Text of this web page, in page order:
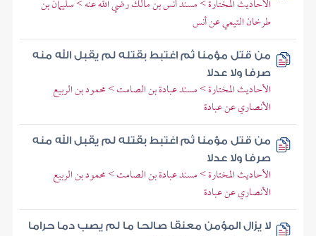
الأحاديث المختارة > مسند أنس بن مالك رضي الله عنه > سليمان بن
طرخان التيمي عن أنس
من قتل مؤمنا ثم اغتبط بقتله لم يقبل الله منه
صرفا ولا عدلا
الأحاديث المختارة > مسند عبادة بن الصامت > محمود بن الربيع
الأنصاري عن عبادة
من قتل مؤمنا ثم اغتبط بقتله لم يقبل الله منه
صرفا ولا عدلا
الأحاديث المختارة > مسند عبادة بن الصامت > محمود بن الربيع
الأنصاري عن عبادة
لا يزال المؤمن معنقا صالحا ما لم يصب دما حراما